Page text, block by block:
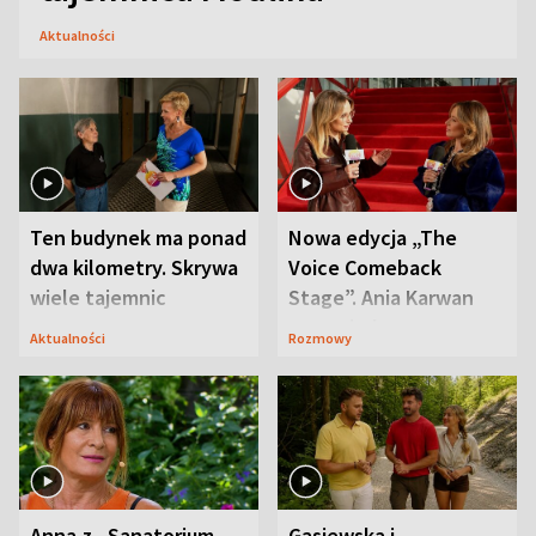
Aktualności
Ten budynek ma ponad
dwa kilometry. Skrywa
wiele tajemnic
Aktualności
Nowa edycja „The
Voice Comeback
Stage”. Ania Karwan
zapowiada
Rozmowy